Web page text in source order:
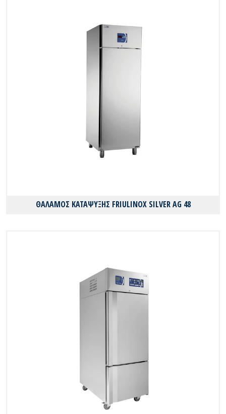
ΘΑΛΑΜΟΣ ΚΑΤΑΨΥΞΗΣ FRIULINOX SILVER AG 48